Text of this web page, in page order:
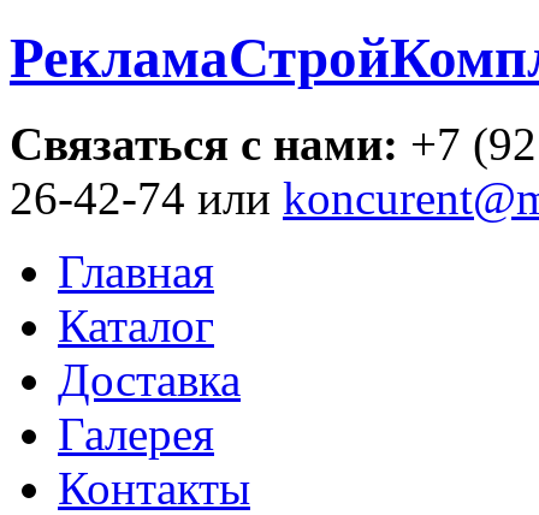
Связаться с нами: +7
26-42-74 или
Главная
Каталог
Доставка
Галерея
Контакты